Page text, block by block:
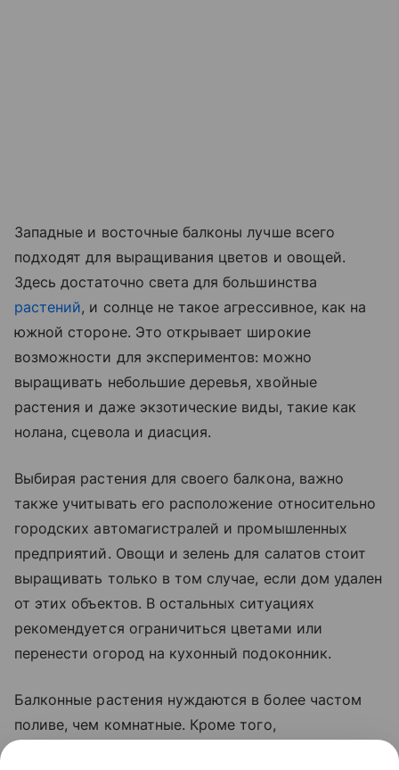
Западные и восточные балконы лучше всего
подходят для выращивания цветов и овощей.
Здесь достаточно света для большинства
растений, и солнце не такое агрессивное, как на
южной стороне. Это открывает широкие
возможности для экспериментов: можно
выращивать небольшие деревья, хвойные
растения и даже экзотические виды, такие как
нолана, сцевола и диасция.
Выбирая растения для своего балкона, важно
также учитывать его расположение относительно
городских автомагистралей и промышленных
предприятий. Овощи и зелень для салатов стоит
выращивать только в том случае, если дом удален
от этих объектов. В остальных ситуациях
рекомендуется ограничиться цветами или
перенести огород на кухонный подоконник.
Балконные растения нуждаются в более частом
поливе, чем комнатные. Кроме того,